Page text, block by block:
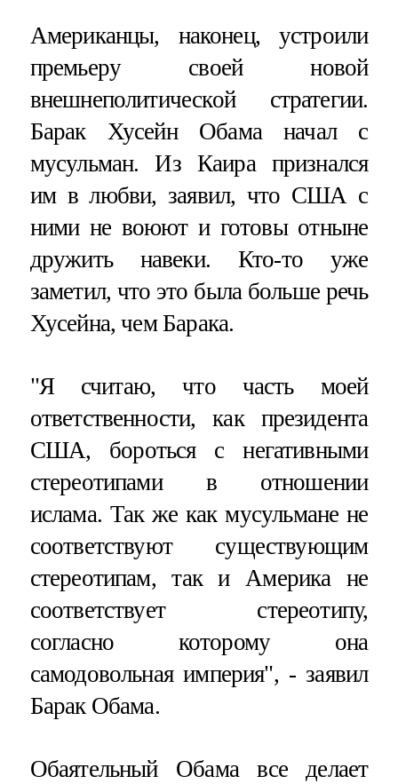
Американцы, наконец, устроили
премьеру своей новой
внешнеполитической стратегии.
Барак Хусейн Обама начал с
мусульман. Из Каира признался
им в любви, заявил, что США с
ними не воюют и готовы отныне
дружить навеки. Кто-то уже
заметил, что это была больше речь
Хусейна, чем Барака.
"Я считаю, что часть моей
ответственности, как президента
США, бороться с негативными
стереотипами в отношении
ислама. Так же как мусульмане не
соответствуют существующим
стереотипам, так и Америка не
соответствует стереотипу,
согласно которому она
самодовольная империя", - заявил
Барак Обама.
Обаятельный Обама все делает